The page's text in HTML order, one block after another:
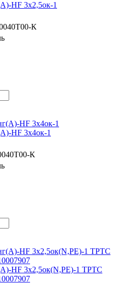
HF 3х2,5ок-1
К
HF 3х4ок-1
К
HF 3х2,5ок(N,PE)-1 ТРТС